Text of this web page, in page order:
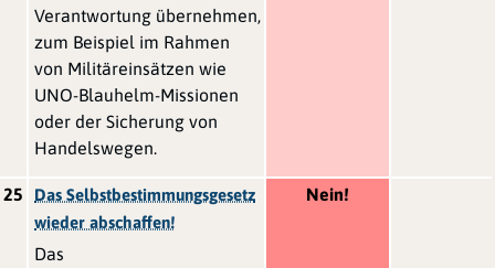
Verantwortung übernehmen,
zum Beispiel im Rahmen
von Militäreinsätzen wie
UNO-Blauhelm-Missionen
oder der Sicherung von
Handelswegen.
25
Das Selbstbestimmungsgesetz
wieder abschaffen!
Das
Nein!